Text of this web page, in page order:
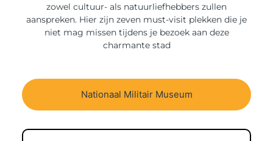
zowel cultuur- als natuurliefhebbers zullen
aanspreken. Hier zijn zeven must-visit plekken die je
niet mag missen tijdens je bezoek aan deze
charmante stad
Nationaal Militair Museum